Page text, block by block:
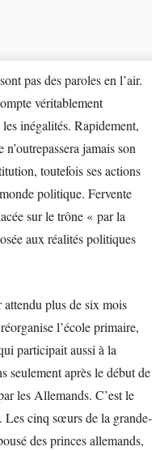
pas des paroles en l’air.
véritablement
les inégalités. Rapidement,
jamais son
toutefois ses actions
politique. Fervente
sur le trône « par la
aux réalités politiques
attendu plus de six mois
l’école primaire,
participait aussi à la
seulement après le début de
les Allemands. C’est le
Les cinq sœurs de la grande-
des princes allemands,